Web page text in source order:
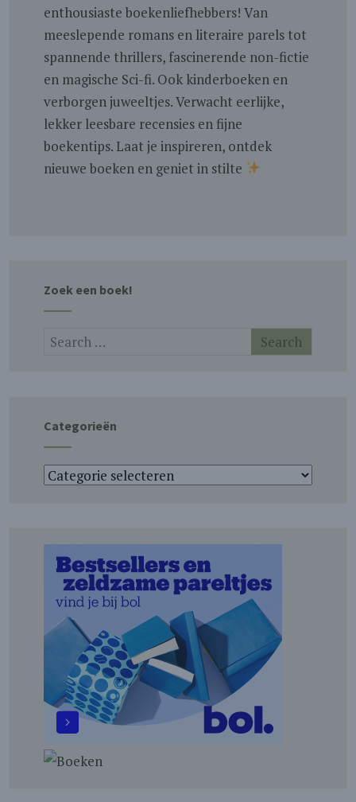
enthousiaste boekenliefhebbers! Van
meeslepende romans en literaire parels tot
spannende thrillers, fascinerende non-fictie
en magische Sci-fi. Ook kinderboeken en
verborgen juweeltjes. Verwacht eerlijke,
lekker leesbare recensies en fijne
boekentips. Laat je inspireren, ontdek
nieuwe boeken en geniet in stilte
Zoek een boek!
Categorieën
Categorieën